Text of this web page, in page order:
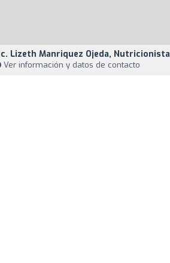
Lizeth Manriquez Ojeda, Nutricionista
Ver información y datos de contacto